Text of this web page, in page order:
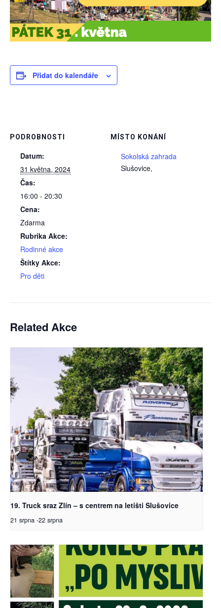
Přidat do kalendáře
PODROBNOSTI
Datum:
31 května, 2024
Čas:
16:00 - 20:30
Cena:
Zdarma
Rubrika Akce:
Rodinné akce
Štítky Akce:
Pro děti
MÍSTO KONÁNÍ
Sokolská zahrada
Slušovice,
Related Akce
19. Truck sraz Zlín – s centrem na letišti Slušovice
21 srpna -22 srpna